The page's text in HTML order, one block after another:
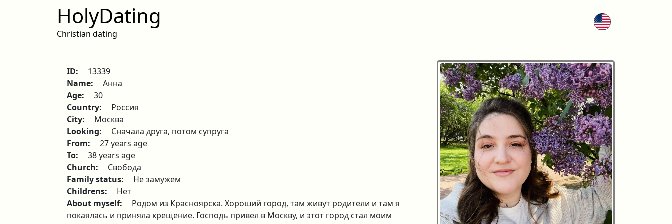
HolyDating
Christian dating
ID:
13339
Name:
Анна
Age:
30
Country:
Россия
City:
Москва
Looking:
Сначала друга, потом супруга
From:
27 years age
To:
38 years age
Church:
Свобода
Family status:
Не замужем
Childrens:
Нет
About myself:
Родом из Красноярска. Хороший город, там живут родители и там я
покаялась и приняла крещение. Господь привел в Москву, и этот город стал моим